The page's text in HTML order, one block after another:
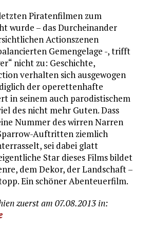
Piratenfilmen zum
wurde – das Durcheinander
Actionszenen
Gemengelage -, trifft
nicht zu: Geschichte,
verhalten sich ausgewogen
der operettenhafte
in seinem auch parodistischem
des nicht mehr Guten. Dass
Nummer des wirren Narren
Auftritten ziemlich
sei dabei glatt
Star dieses Films bildet
dem Dekor, der Landschaft –
Ein schöner Abenteuerfilm.
zuerst am 07.08.2013 in: